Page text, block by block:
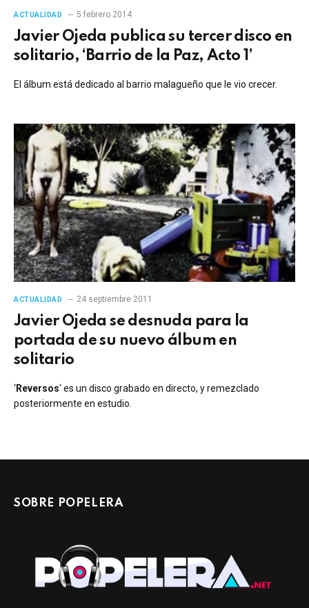
ACTUALIDAD 5 febrero 2014
Javier Ojeda publica su tercer disco en
solitario, ‘Barrio de la Paz, Acto 1’
El álbum está dedicado al barrio malagueño que le vio crecer.
ACTUALIDAD 24 septiembre 2011
Javier Ojeda se desnuda para la
portada de su nuevo álbum en
solitario
‘Reversos‘ es un disco grabado en directo, y remezclado
posteriormente en estudio.
SOBRE POPELERA